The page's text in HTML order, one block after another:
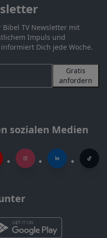
TV Newsletter mit
Impuls und
Dich jede Woche.
Gratis
anfordern
sozialen Medien